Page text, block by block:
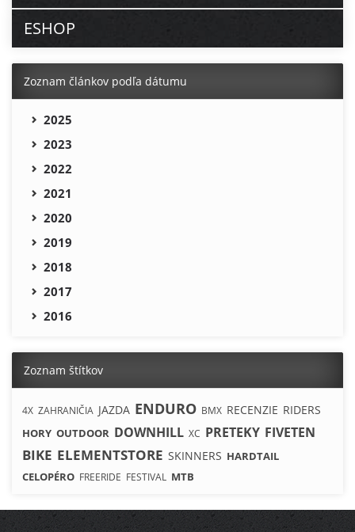
ESHOP
Zoznam článkov podľa dátumu
2025
2023
2022
2021
2020
2019
2018
2017
2016
Zoznam štítkov
4X ZAHRANIČIA JAZDA ENDURO BMX RECENZIE RIDERS
HORY OUTDOOR DOWNHILL XC PRETEKY FIVETEN
BIKE ELEMENTSTORE SKINNERS HARDTAIL
CELOPÉRO FREERIDE FESTIVAL MTB